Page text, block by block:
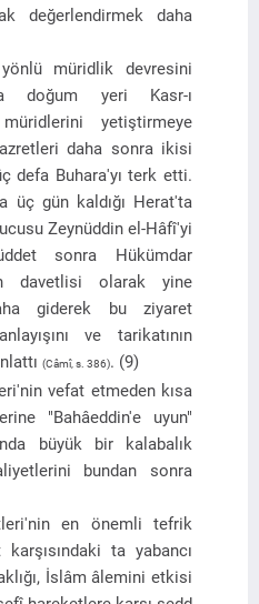
değerlendirmek daha
müridlik devresini
doğum yeri Kasr-ı
yetiştirmeye
daha sonra ikisi
defa Buhara'yı terk etti.
üç gün kaldığı Herat'ta
Zeynüddin el-Hâfî'yi
sonra Hükümdar
davetlisi olarak yine
giderek bu ziyaret
ve tarikatının
(Câmî, s. 386). (9)
vefat etmeden kısa
"Bahâeddin'e uyun"
büyük bir kalabalık
bundan sonra
en önemli tefrik
ta yabancı
İslâm âlemini etkisi